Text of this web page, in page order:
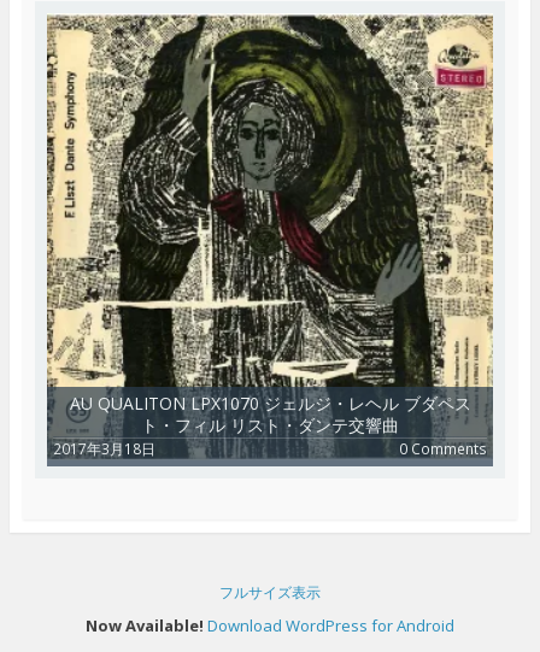
AU QUALITON LPX1070 ジェルジ・レヘル ブダペス
ト・フィル リスト・ダンテ交響曲
2017年3月18日 0 Comments
フルサイズ表示
Now Available! Download WordPress for Android